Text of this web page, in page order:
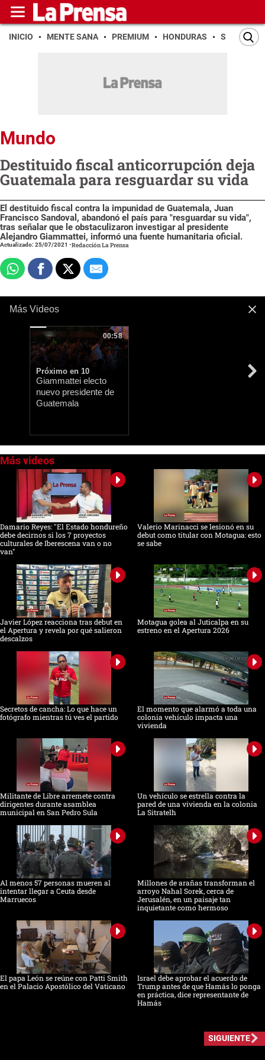
INICIO MENTE SANA PREMIUM HONDURAS SAN PEDRO
Mundo
Destituido fiscal anticorrupción deja
Guatemala para resguardar su vida
El destituido fiscal contra la impunidad de Guatemala, Juan
Francisco Sandoval, abandonó el país para "resguardar su vida",
tras señalar que le obstaculizaron investigar al presidente
Alejandro Giammattei, informó una fuente humanitaria oficial.
Actualizado: 25/07/2021 -Redacción La Prensa
Más Videos
00:58
Próximo en 9
Giammattei electo
nuevo presidente de
Guatemala
of
seconds
Damario Reyes: "El Estado hondureño
debe decirnos si los 7 proyectos
culturales de Iberescena van o no
van"
Valerio Marinacci se lesionó en su
debut como titular con Motagua: esto
se sabe
Javier López reacciona tras debut en
el Apertura y revela por qué salieron
descalzos
Motagua golea al Juticalpa en su
estreno en el Apertura 2026
Secretos de cancha: Lo que hace un
fotógrafo mientras tú ves el partido
El momento que alarmó a toda una
colonia vehículo impacta una
vivienda
Militante de Libre arremete contra
dirigentes durante asamblea
municipal en San Pedro Sula
Un vehículo se estrella contra la
pared de una vivienda en la colonia
La Sitratelh
Al menos 57 personas mueren al
intentar llegar a Ceuta desde
Marruecos
Millones de arañas transforman el
arroyo Nahal Sorek, cerca de
Jerusalén, en un paisaje tan
inquietante como hermoso
El papa León se reúne con Patti Smith
en el Palacio Apostólico del Vaticano
Israel debe aprobar el acuerdo de
Trump antes de que Hamás lo ponga
en práctica, dice representante de
Hamás
SIGUIENTE